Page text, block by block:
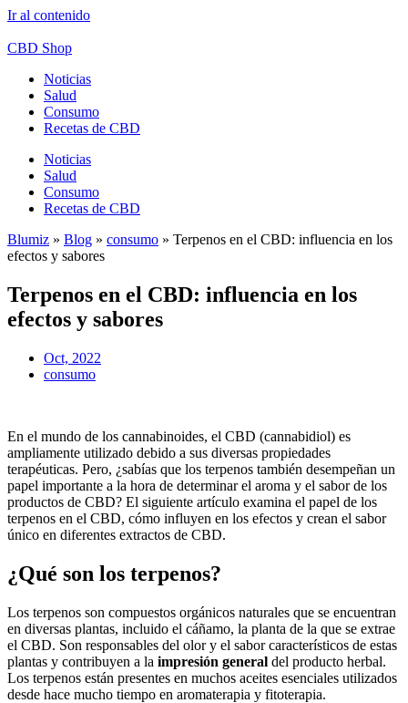
Ir al contenido
CBD Shop
Noticias
Salud
Consumo
Recetas de CBD
Noticias
Salud
Consumo
Recetas de CBD
Blumiz » Blog » consumo » Terpenos en el CBD: influencia en los
efectos y sabores
Terpenos en el CBD: influencia en los
efectos y sabores
Oct, 2022
consumo
En el mundo de los cannabinoides, el CBD (cannabidiol) es
ampliamente utilizado debido a sus diversas propiedades
terapéuticas. Pero, ¿sabías que los terpenos también desempeñan un
papel importante a la hora de determinar el aroma y el sabor de los
productos de CBD? El siguiente artículo examina el papel de los
terpenos en el CBD, cómo influyen en los efectos y crean el sabor
único en diferentes extractos de CBD.
¿Qué son los terpenos?
Los terpenos son compuestos orgánicos naturales que se encuentran
en diversas plantas, incluido el cáñamo, la planta de la que se extrae
el CBD. Son responsables del olor y el sabor característicos de estas
plantas y contribuyen a la impresión general del producto herbal.
Los terpenos están presentes en muchos aceites esenciales utilizados
desde hace mucho tiempo en aromaterapia y fitoterapia.